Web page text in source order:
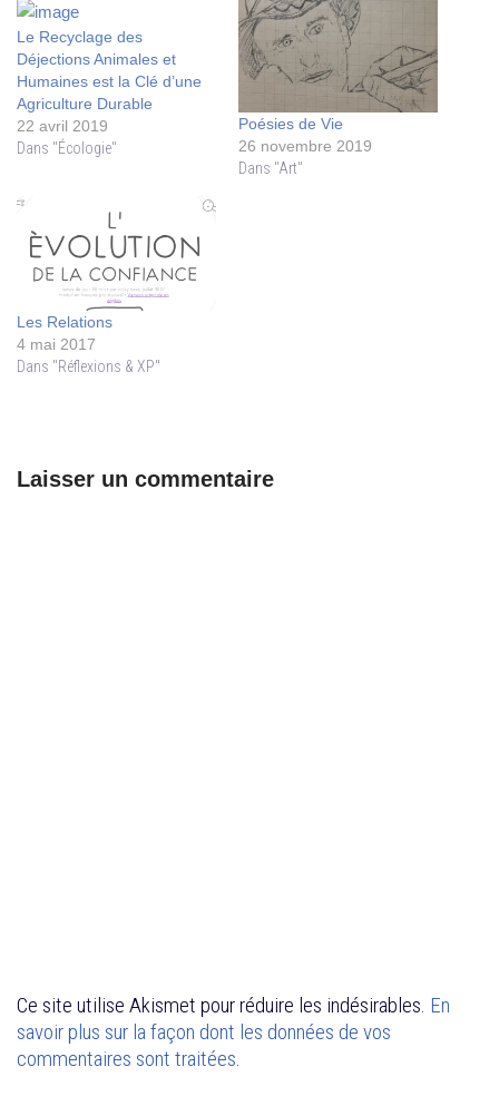
Le Recyclage des
Déjections Animales et
Humaines est la Clé d’une
Agriculture Durable
22 avril 2019
Dans "Écologie"
Poésies de Vie
26 novembre 2019
Dans "Art"
Les Relations
4 mai 2017
Dans "Réflexions & XP"
Laisser un commentaire
Ce site utilise Akismet pour réduire les indésirables. En
savoir plus sur la façon dont les données de vos
commentaires sont traitées